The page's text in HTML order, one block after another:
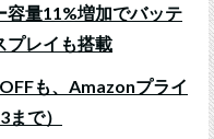
容量11%増加でバッテ
プレイも搭載
も、Amazonプライ
で）